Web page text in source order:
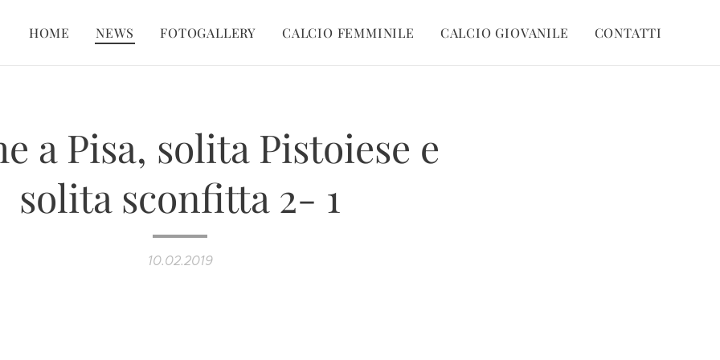
HOME NEWS FOTOGALLERY CALCIO FEMMINILE CALCIO GIOVANILE CONTATTI
a Pisa, solita Pistoiese e
solita sconfitta 2- 1
10.02.2019